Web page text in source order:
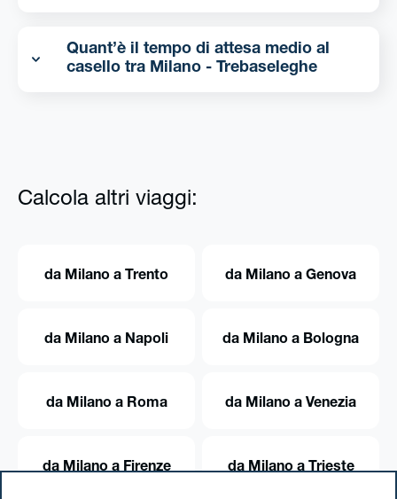
Quant’è il tempo di attesa medio al
casello tra Milano - Trebaseleghe
Calcola altri viaggi:
da Milano a Trento da Milano a Genova
da Milano a Napoli da Milano a Bologna
da Milano a Roma da Milano a Venezia
da Milano a Firenze da Milano a Trieste